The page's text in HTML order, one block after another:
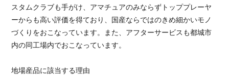
スタムクラブも手がけ、アマチュアのみならずトッププレーヤ
ーからも高い評価を得ており、国産ならではのきめ細かいモノ
づくりをおこなっています。また、アフターサービスも都城市
内の同工場内でおこなっています。
地場産品に該当する理由